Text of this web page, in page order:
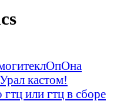
кастом!
или гтц в сборе